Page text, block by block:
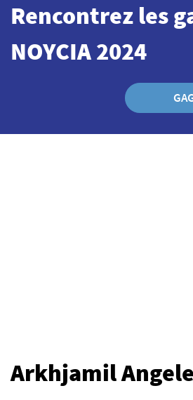
Rencontrez les
NOYCIA 2024
Arkhjamil